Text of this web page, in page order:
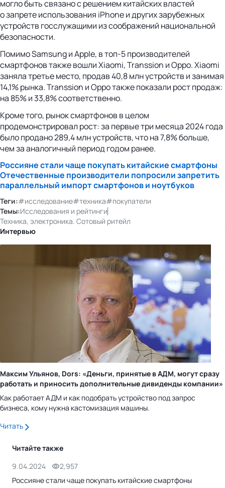
могло быть связано с решением китайских властей
о запрете использования iPhone и других зарубежных
устройств госслужащими из соображений национальной
безопасности.
Помимо Samsung и Apple, в топ-5 производителей
смартфонов также вошли Xiaomi, Transsion и Oppo. Xiaomi
заняла третье место, продав 40,8 млн устройств и занимая
14,1% рынка. Transsion и Oppo также показали рост продаж:
на 85% и 33,8% соответственно.
Кроме того, рынок смартфонов в целом
продемонстрировал рост: за первые три месяца 2024 года
было продано 289,4 млн устройств, что на 7,8% больше,
чем за аналогичный период годом ранее.
Россияне стали чаще покупать китайские смартфоны
Отечественные производители попросили запретить
параллельный импорт смартфонов и ноутбуков
Теги:#исследование#техника#покупатели
Темы:Исследования и рейтинги
Техника, электроника. Сотовый ритейл
Интервью
Максим Ульянов, Dors: «Деньги, принятые в АДМ, могут сразу
работать и приносить дополнительные дивиденды компании»
Как работает АДМ и как подобрать устройство под запрос
бизнеса, кому нужна кастомизация машины.
Читать
Читайте также
9.04.2024
2,957
Россияне стали чаще покупать китайские смартфоны